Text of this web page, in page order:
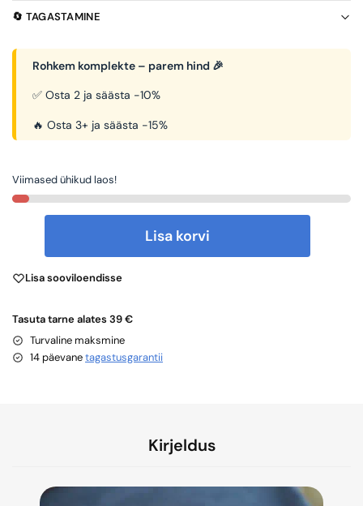
🔄 TAGASTAMINE
Rohkem komplekte – parem hind 🎉
✅ Osta 2 ja säästa -10%
🔥 Osta 3+ ja säästa -15%
Viimased ühikud laos!
Lisa korvi
Lisa sooviloendisse
Tasuta tarne alates 39 €
Turvaline maksmine
14 päevanetagastusgarantii
Kirjeldus